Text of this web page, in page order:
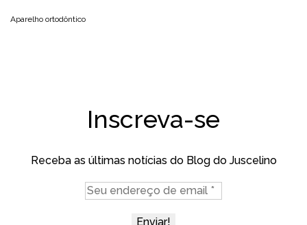
Aparelho ortodôntico
Inscreva-se
Receba as últimas notícias do Blog do Juscelino